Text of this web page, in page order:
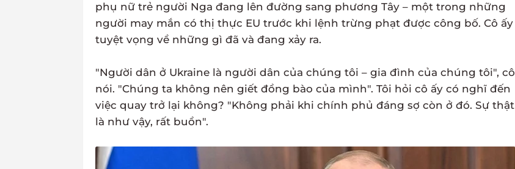
phụ nữ trẻ người Nga đang lên đường sang phương Tây – một trong những
người may mắn có thị thực EU trước khi lệnh trừng phạt được công bố. Cô ấy
tuyệt vọng về những gì đã và đang xảy ra.
"Người dân ở Ukraine là người dân của chúng tôi – gia đình của chúng tôi", cô
nói. "Chúng ta không nên giết đồng bào của mình". Tôi hỏi cô ấy có nghĩ đến
việc quay trở lại không? "Không phải khi chính phủ đáng sợ còn ở đó. Sự thật
là như vậy, rất buồn".